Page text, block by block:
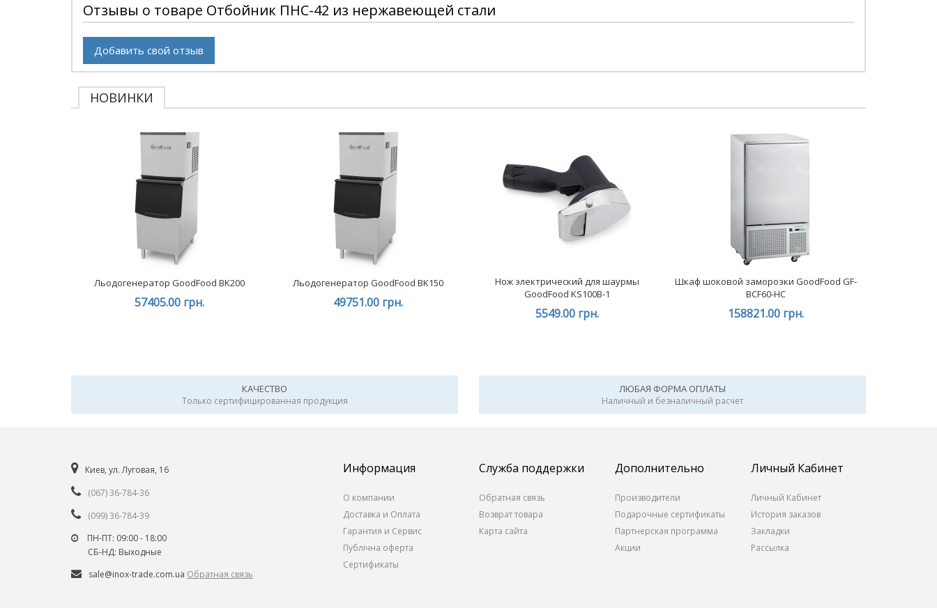
Отзывы о товаре Отбойник ПНС-42 из нержавеющей стали
Добавить свой отзыв
НОВИНКИ
Льодогенератор GoodFood BK200
57405.00 грн.
Льодогенератор GoodFood BK150
49751.00 грн.
Нож электрический для шаурмы
GoodFood KS100B-1
5549.00 грн.
Шкаф шоковой заморозки GoodFood GF-
BCF60-HC
158821.00 грн.
КАЧЕСТВО
Только сертифицированная продукция
ЛЮБАЯ ФОРМА ОПЛАТЫ
Наличный и безналичный расчет
Киев, ул. Луговая, 16
(067) 36-784-36
(099) 36-784-39
ПН-ПТ: 09:00 - 18:00
СБ-НД: Выходные
sale@inox-trade.com.ua Обратная связь
Информация
О компании
Доставка и Оплата
Гарантия и Сервис
Публічна оферта
Сертификаты
Служба поддержки
Обратная связь
Возврат товара
Карта сайта
Дополнительно
Производители
Подарочные сертификаты
Партнерская программа
Акции
Личный Кабинет
Личный Кабинет
История заказов
Закладки
Рассылка